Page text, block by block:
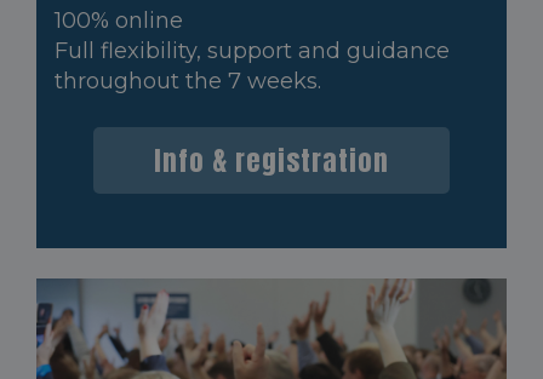
100% online
Full flexibility, support and guidance
throughout the 7 weeks.
Info & registration